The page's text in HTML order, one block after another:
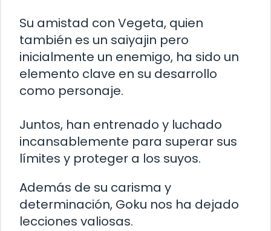
Su amistad con Vegeta, quien
también es un saiyajin pero
inicialmente un enemigo, ha sido un
elemento clave en su desarrollo
como personaje.
Juntos, han entrenado y luchado
incansablemente para superar sus
límites y proteger a los suyos.
Además de su carisma y
determinación, Goku nos ha dejado
lecciones valiosas.